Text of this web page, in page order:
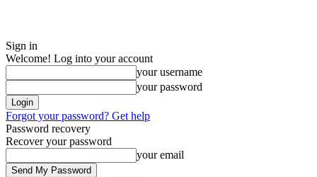
Sign in
Welcome! Log into your account
your username
your password
Forgot your password? Get help
Password recovery
Recover your password
your email